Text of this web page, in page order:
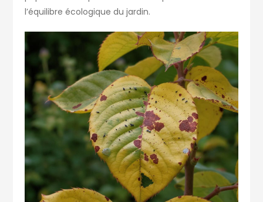
l’équilibre écologique du jardin.